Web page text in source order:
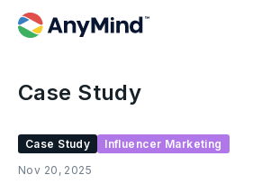
Case Study
Case Study
Influencer Marketing
Nov 20, 2025